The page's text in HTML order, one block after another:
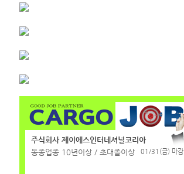
주식회사 제이에스인터네셔널코리아
동종업종 10년이상 / 초대졸이상
01/31(금) 마감